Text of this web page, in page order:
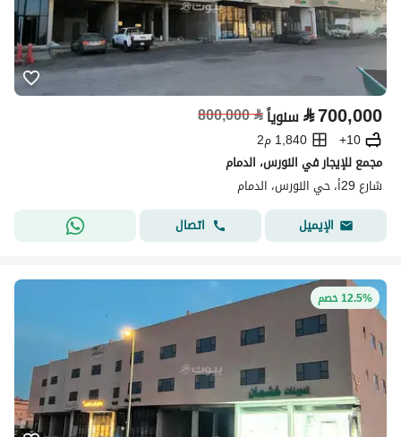
⃁700,000 سنوياً⃁
800,000
10+
1,840 م2
مجمع للإيجار في النورس، الدمام
شارع 29أ، حي النورس، الدمام
الإيميل
اتصال
12.5% خصم